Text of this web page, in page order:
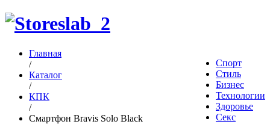
Спорт
Стиль
Бизнес
Технологии
Здоровье
Секс
Главная
/
Каталог
/
КПК
/
Смартфон Bravis Solo Black